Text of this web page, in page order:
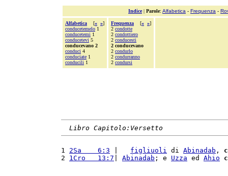
Indice| Parole: Alfabetica - Frequenza -
Alfabetica [« »]
conducetemelo 1
conducetemi 1
conducetevi 5
conducevano 2
conduci 4
conduciate 1
conducili 1
Frequenza [« »]
2 condotte
2 condottiero
2 conducesti
2 conducevano
2 condurlo
2 condurranno
2 condursi
Libro Capitolo:Versetto
1 2Sa    6:3 figliuoli di Abinadab ,
2 1Cro   13:7 Abinadab ; e Uzza ed Ahio